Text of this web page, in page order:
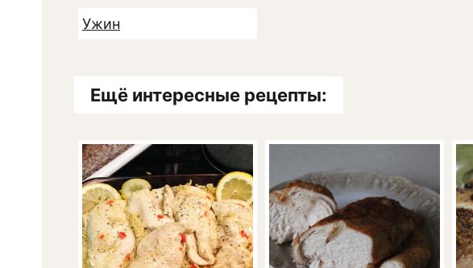
Ужин
Ещё интересные рецепты: